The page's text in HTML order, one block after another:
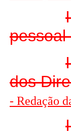
pessoal
dos
- Redação